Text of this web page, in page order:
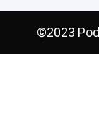
©2023